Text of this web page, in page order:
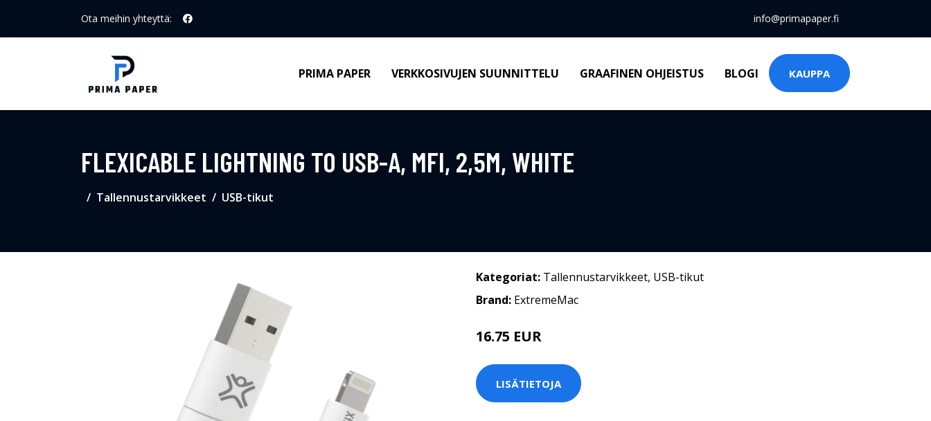
Ota meihin yhteyttä: info@primapaper.fi
PRIMA PAPER VERKKOSIVUJEN SUUNNITTELU GRAAFINEN OHJEISTUS BLOGI KAUPPA
FLEXICABLE LIGHTNING TO USB-A, MFI, 2,5M, WHITE
Tallennustarvikkeet USB-tikut
Kategoriat: Tallennustarvikkeet, USB-tikut
Brand: ExtremeMac
16.75 EUR
LISÄTIETOJA